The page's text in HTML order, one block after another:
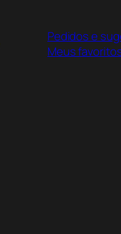
Pedidos e
Meus